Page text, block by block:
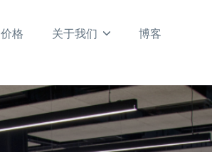
价格 关于我们 博客